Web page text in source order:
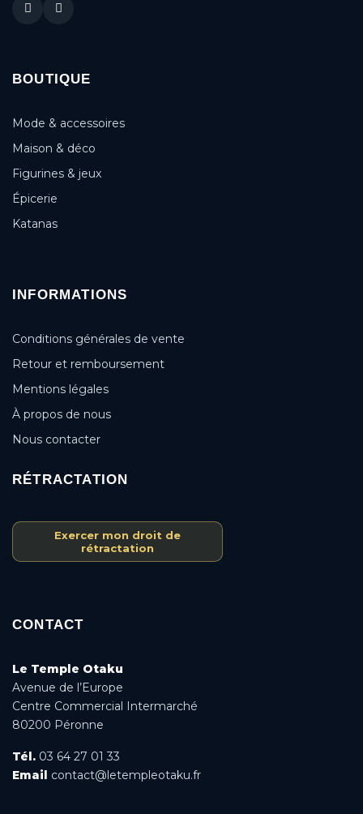
BOUTIQUE
Mode & accessoires
Maison & déco
Figurines & jeux
Épicerie
Katanas
INFORMATIONS
Conditions générales de vente
Retour et remboursement
Mentions légales
À propos de nous
Nous contacter
RÉTRACTATION
Exercer mon droit de
rétractation
CONTACT
Le Temple Otaku
Avenue de l’Europe
Centre Commercial Intermarché
80200 Péronne
Tél. 03 64 27 01 33
Email contact@letempleotaku.fr